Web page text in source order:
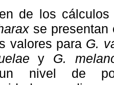
de los
se presentan
valores para G.
y G.
nivel de